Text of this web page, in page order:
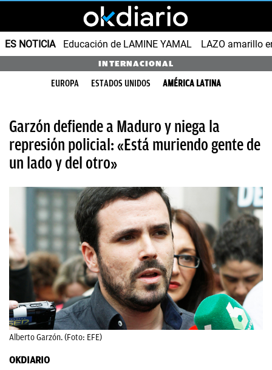
ES NOTICIA Educación de LAMINE YAMAL LAZO amarillo
INTERNACIONAL
EUROPA ESTADOS UNIDOS AMÉRICA LATINA
Garzón defiende a Maduro y niega la
represión policial: «Está muriendo gente de
un lado y del otro»
Alberto Garzón. (Foto: EFE)
OKDIARIO